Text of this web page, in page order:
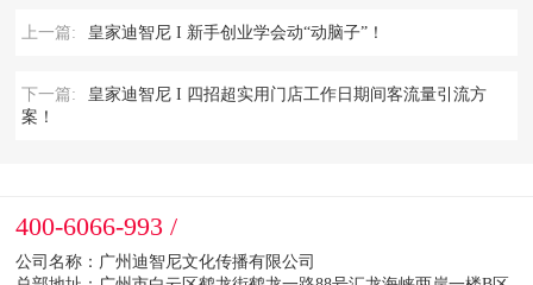
上一篇: 皇家迪智尼 I 新手创业学会动“动脑子”！
下一篇:
皇家迪智尼 I 四招超实用门店工作日期间客流量引流方
案！
400-6066-993 /
公司名称：广州迪智尼文化传播有限公司